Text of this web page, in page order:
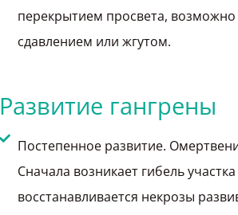
перекрытием просвета,
сдавлением или жгутом.
Развитие гангрены
Постепенное развитие.
Сначала возникает гибель
восстанавливается некрозы